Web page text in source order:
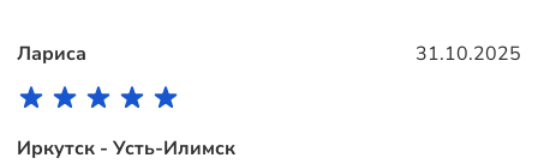
Лариса 31.10.2025
Иркутск - Усть-Илимск